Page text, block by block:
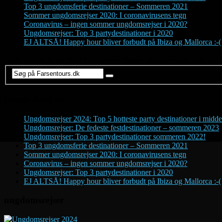
Top 3 ungdomsferie destinationer – Sommeren 2021
Sommer ungdomsrejser 2020: I coronavirusens tegn
Coronavirus – ingen sommer ungdomsrejser i 2020?
Ungdomsrejser: Top 3 partydestinationer i 2020
EJ ALTSÅ! Happy hour bliver forbudt på Ibiza og Mallorca :-(
Ungdomsrejser 2024: Top 5 hotteste party destinationer i
Ungdomsrejser: De fedeste festdestinationer – sommeren 2023
Ungdomsrejser: Top 3 partydestinationer sommeren 2022!
Top 3 ungdomsferie destinationer – Sommeren 2021
Sommer ungdomsrejser 2020: I coronavirusens tegn
Coronavirus – ingen sommer ungdomsrejser i 2020?
Ungdomsrejser: Top 3 partydestinationer i 2020
EJ ALTSÅ! Happy hour bliver forbudt på Ibiza og Mallorca :-(